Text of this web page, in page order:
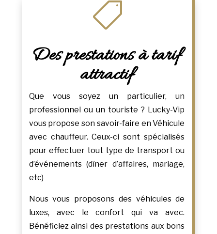

Des prestations à tarif
attractif
Que vous soyez un particulier, un
professionnel ou un touriste ? Lucky-Vip
vous propose son savoir-faire en Véhicule
avec chauffeur. Ceux-ci sont spécialisés
pour effectuer tout type de transport ou
d’événements (dîner d’affaires, mariage,
etc)
Nous vous proposons des véhicules de
luxes, avec le confort qui va avec.
Bénéficiez ainsi des prestations aux bons